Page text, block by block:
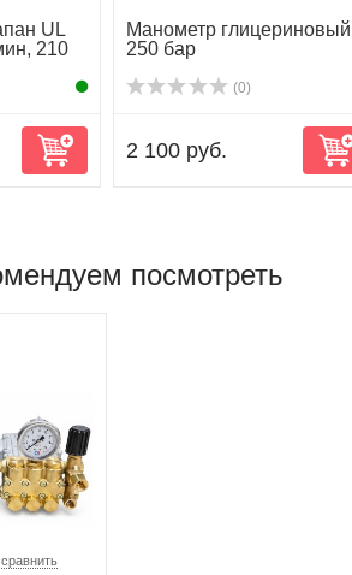
UL
210
Манометр глицериновый
250 бар
(0)
2 100 руб.
посмотреть
сравнить